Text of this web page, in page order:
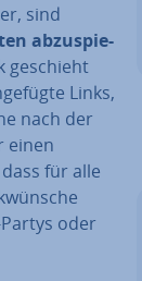
sind
ab­zu­spie­
geschieht
Links,
nach der
einen
für alle
oder